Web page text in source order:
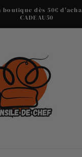
boutique dès 50€
CADEAU50